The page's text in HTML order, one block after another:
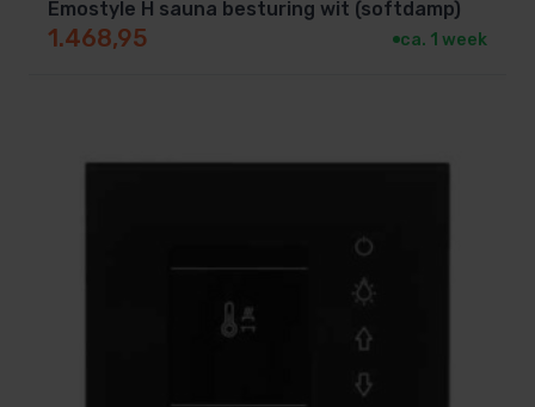
Emostyle H sauna besturing wit (softdamp)
1.468,95 ca. 1 week